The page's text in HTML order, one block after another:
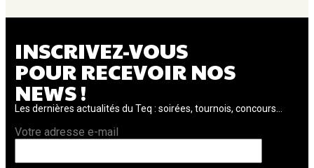
INSCRIVEZ-VOUS
POUR RECEVOIR NOS
NEWS !
Les dernières actualités du Teq : soirées, tournois, concours...
Votre adresse e-mail